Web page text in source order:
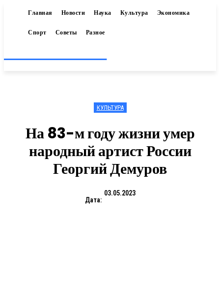
Главная Новости Наука Культура Экономика
Спорт Советы Разное
КУЛЬТУРА
На 83-м году жизни умер
народный артист России
Георгий Демуров
Дата:
03.05.2023